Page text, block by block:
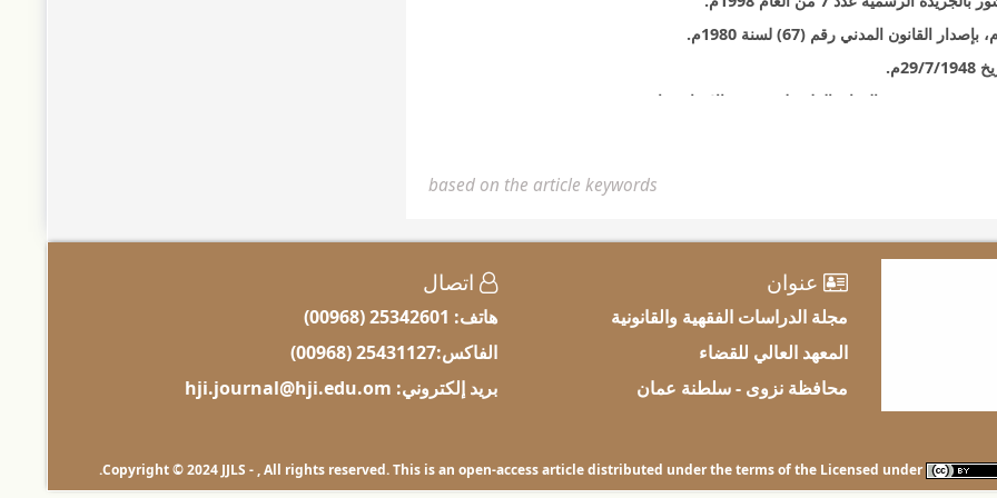
based on the article keywords
عنوان
مجلة الدراسات الفقهية والقانونية
المعهد العالي للقضاء
محافظة نزوى - سلطنة عمان
اتصال
هاتف: 25342601 (00968)
الفاكس:25431127 (00968)
بريد إلكتروني: hji.journal@hji.edu.om
Copyright © 2024 JJLS - , All rights reserved. This is an open-access article distributed under the terms of the Licensed under
.